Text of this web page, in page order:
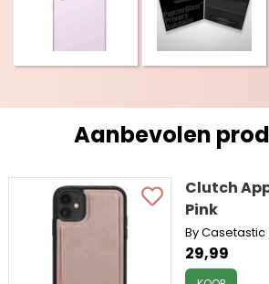
Aanbevolen
Clutch
Pink
By Casetastic
29,99